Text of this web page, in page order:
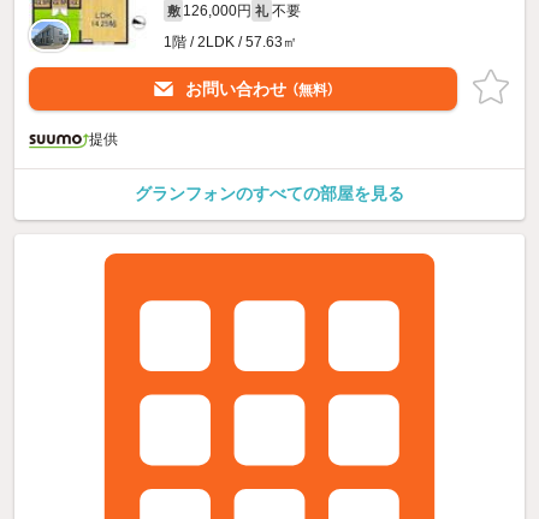
敷 126,000円 礼 不要
1階 / 2LDK / 57.63㎡
お問い合わせ （無料）
提供
グランフォンのすべての部屋を見る